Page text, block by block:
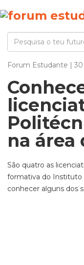
Forum Estudante | 30
na área
São quatro as
formativa do Instituto
conhecer alguns dos